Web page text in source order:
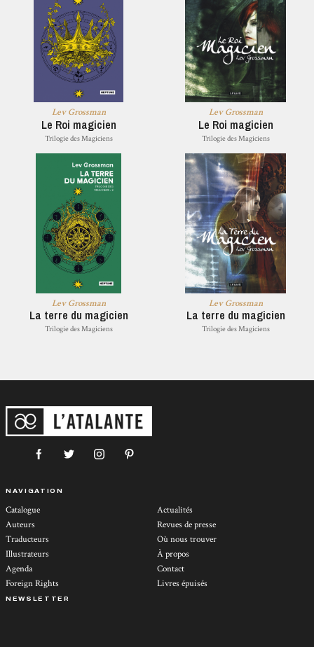
Lev Grossman
Le Roi magicien
Trilogie des Magiciens
Lev Grossman
Le Roi magicien
Trilogie des Magiciens
Lev Grossman
La terre du magicien
Trilogie des Magiciens
Lev Grossman
La terre du magicien
Trilogie des Magiciens
NAVIGATION
Catalogue
Auteurs
Traducteurs
Illustrateurs
Agenda
Foreign Rights
Actualités
Revues de presse
Où nous trouver
À propos
Contact
Livres épuisés
NEWSLETTER